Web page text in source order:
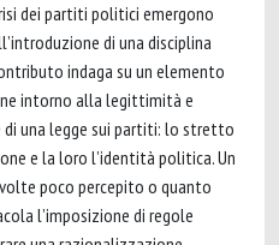
dei partiti politici emergono
di una disciplina
indaga su un elemento
intorno alla legittimità e
una legge sui partiti: lo stretto
e la loro l’identità politica. Un
poco percepito o quanto
l’imposizione di regole